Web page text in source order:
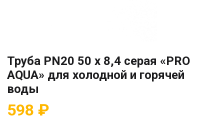
Труба PN20 50 x 8,4 серая «PRO
AQUA» для холодной и горячей
воды
598 ₽